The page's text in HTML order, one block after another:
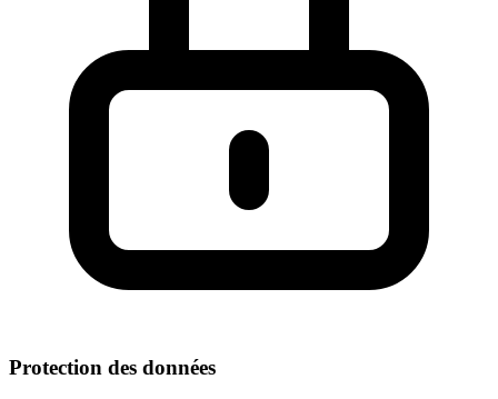
Protection des données